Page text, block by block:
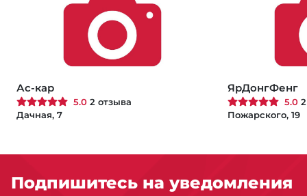
Ас-кар
5.0 2 отзыва
Дачная, 7
ЯрДонгФенг
5.0
Пожарского, 19
Подпишитесь на уведомления